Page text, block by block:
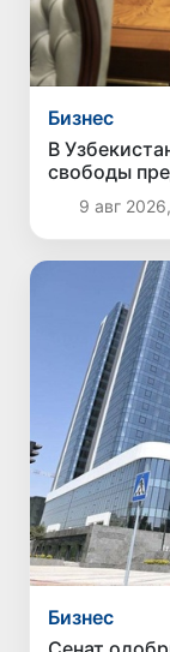
Бизнес
В
свободы
9 авг
Бизнес